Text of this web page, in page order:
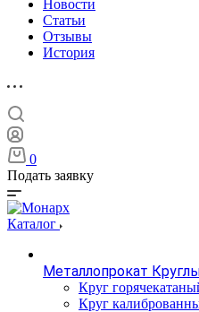
Новости
Статьи
Отзывы
История
0
Подать заявку
Каталог
Металлопрокат
Круг
Круг